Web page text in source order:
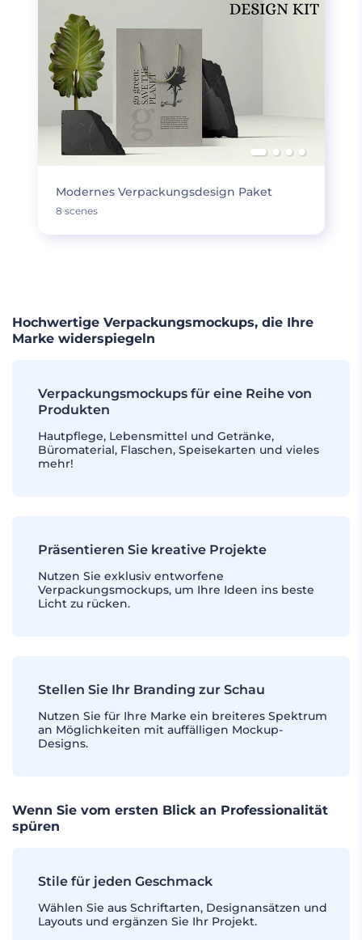
Modernes Verpackungsdesign Paket
8 scenes
Hochwertige Verpackungsmockups, die Ihre
Marke widerspiegeln
Verpackungsmockups für eine Reihe von
Produkten
Hautpflege, Lebensmittel und Getränke,
Büromaterial, Flaschen, Speisekarten und vieles
mehr!
Präsentieren Sie kreative Projekte
Nutzen Sie exklusiv entworfene
Verpackungsmockups, um Ihre Ideen ins beste
Licht zu rücken.
Stellen Sie Ihr Branding zur Schau
Nutzen Sie für Ihre Marke ein breiteres Spektrum
an Möglichkeiten mit auffälligen Mockup-
Designs.
Wenn Sie vom ersten Blick an Professionalität
spüren
Stile für jeden Geschmack
Wählen Sie aus Schriftarten, Designansätzen und
Layouts und ergänzen Sie Ihr Projekt.